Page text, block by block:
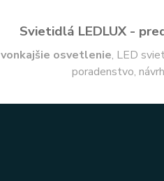
Svietidlá LEDLUX -
vonkajšie osvetlenie, LED
poradenstvo,